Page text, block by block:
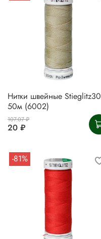
Нитки швейные Stieglitz30
50м (6002)
107.07 ₽
20 ₽
-81%